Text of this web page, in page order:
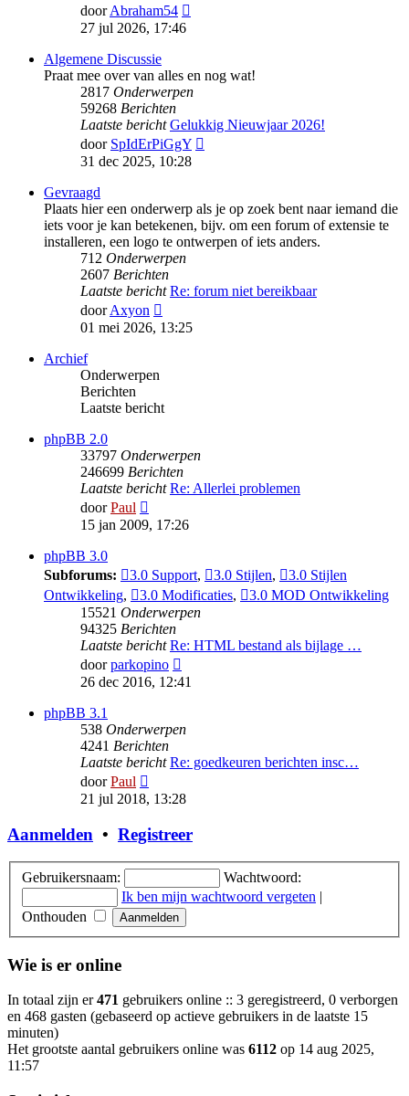
doorAbraham54
27 jul 2026, 17:46
Algemene Discussie
Praat mee over van alles en nog wat!
2817 Onderwerpen
59268 Berichten
Laatste bericht Gelukkig Nieuwjaar 2026!
door SpIdErPiGgY
31 dec 2025, 10:28
Gevraagd
Plaats hier een onderwerp als je op zoek bent naar iemand die
iets voor je kan betekenen, bijv. om een forum of extensie te
installeren, een logo te ontwerpen of iets anders.
712 Onderwerpen
2607 Berichten
Laatste bericht Re: forum niet bereikbaar
doorAxyon
laatste
01 mei 2026, 13:25
Archief
Onderwerpen
Berichten
Laatste bericht
phpBB 2.0
33797 Onderwerpen
246699 Berichten
Laatste bericht Re: Allerlei problemen
doorPaul
laatste
bericht
15 jan 2009, 17:26
phpBB 3.0
Subforums:
3.0 Support, 3.0 Stijlen,
3.0 Stijlen
Ontwikkeling, 3.0 Modificaties,
3.0 MOD Ontwikkeling
15521 Onderwerpen
94325 Berichten
Laatste bericht Re: HTML bestand als bijlage …
doorparkopino
laatste
26 dec 2016, 12:41
phpBB 3.1
538 Onderwerpen
4241 Berichten
Laatste bericht Re: goedkeuren berichten insc…
doorPaul
laatste
21 jul 2018, 13:28
Aanmelden • Registreer
Gebruikersnaam:
Wachtwoord:
Ik ben mijn wachtwoord vergeten |
Onthouden
Wie is er online
In totaal zijn er471 gebruikers online :: 3 geregistreerd, 0 verborgen
en 468 gasten (gebaseerd op actieve gebruikers in de laatste 15
minuten)
Het grootste aantal gebruikers online was 6112 op 14 aug 2025,
11:57